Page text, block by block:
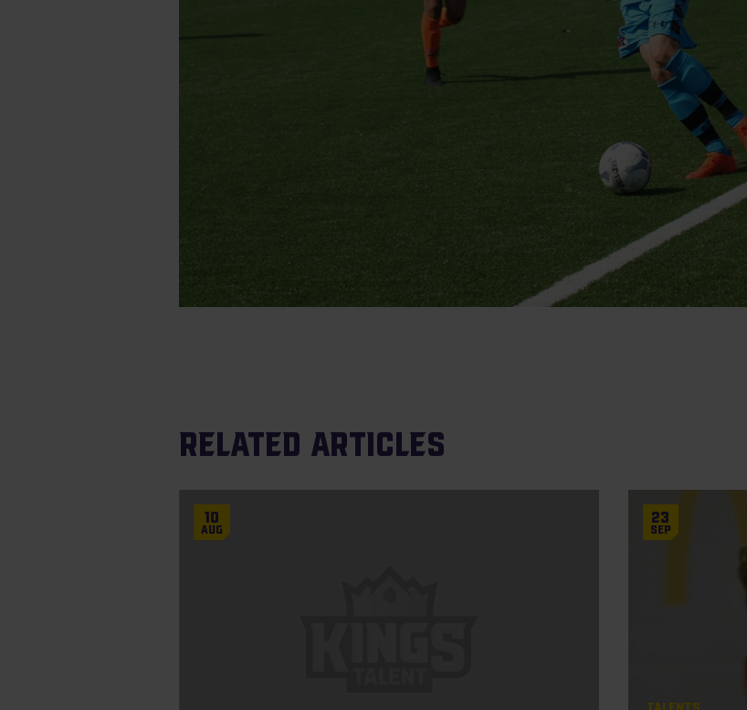
Related articles
10
Aug
23
Sep